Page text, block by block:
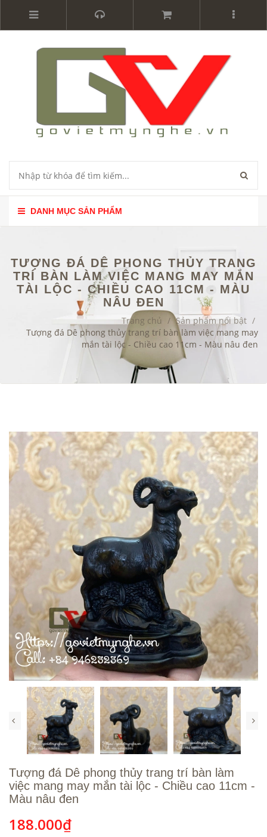
DANH MỤC SẢN PHẨM
TƯỢNG ĐÁ DÊ PHONG THỦY TRANG
TRÍ BÀN LÀM VIỆC MANG MAY MẮN
TÀI LỘC - CHIỀU CAO 11CM - MÀU
NÂU ĐEN
Trang chủ / Sản phẩm nổi bật /
Tượng đá Dê phong thủy trang trí bàn làm việc mang may
mắn tài lộc - Chiều cao 11cm - Màu nâu đen
Tượng đá Dê phong thủy trang trí bàn làm
việc mang may mắn tài lộc - Chiều cao 11cm -
Màu nâu đen
188.000₫